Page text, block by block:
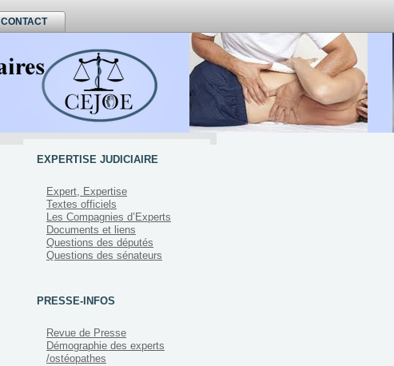
CONTACT
EXPERTISE JUDICIAIRE
Expert, Expertise
Textes officiels
Les Compagnies d’Experts
Documents et liens
Questions des députés
Questions des sénateurs
PRESSE-INFOS
Revue de Presse
Démographie des experts
/ostéopathes